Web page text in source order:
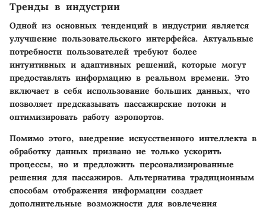
Тренды в индустрии
Одной из основных тенденций в индустрии является
улучшение пользовательского интерфейса. Актуальные
потребности пользователей требуют более
интуитивных и адаптивных решений, которые могут
предоставлять информацию в реальном времени. Это
включает в себя использование больших данных, что
позволяет предсказывать пассажирские потоки и
оптимизировать работу аэропортов.
Помимо этого, внедрение искусственного интеллекта в
обработку данных призвано не только ускорить
процессы, но и предложить персонализированные
решения для пассажиров. Альтернатива традиционным
способам отображения информации создает
дополнительные возможности для вовлечения